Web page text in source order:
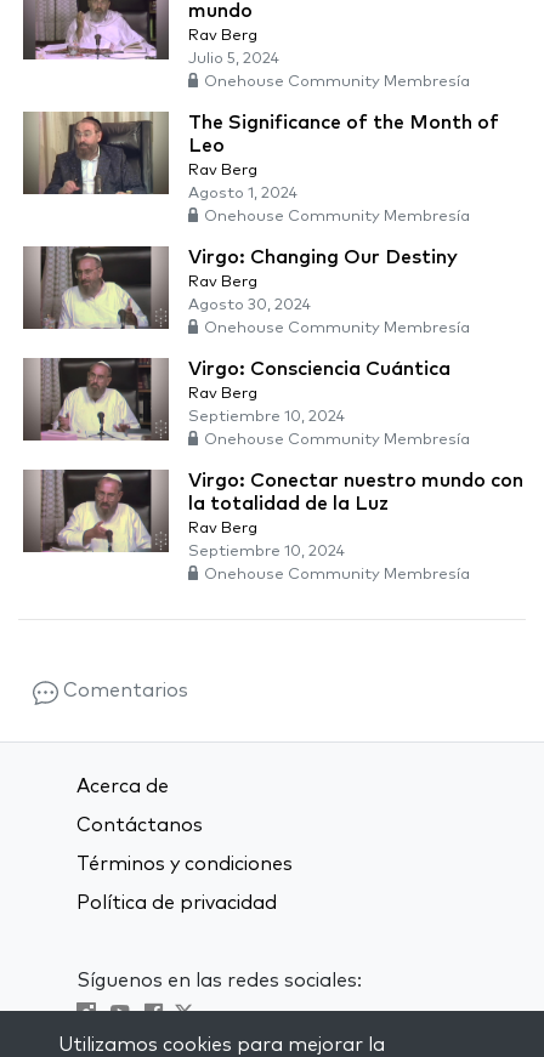
mundo
Rav Berg
Julio 5, 2024
Onehouse Community Membresía
The Significance of the Month of
Leo
Rav Berg
Agosto 1, 2024
Onehouse Community Membresía
Virgo: Changing Our Destiny
Rav Berg
Agosto 30, 2024
Onehouse Community Membresía
Virgo: Consciencia Cuántica
Rav Berg
Septiembre 10, 2024
Onehouse Community Membresía
Virgo: Conectar nuestro mundo con
la totalidad de la Luz
Rav Berg
Septiembre 10, 2024
Onehouse Community Membresía
Comentarios
Acerca de
Contáctanos
Términos y condiciones
Política de privacidad
Síguenos en las redes sociales:
Utilizamos cookies para mejorar la